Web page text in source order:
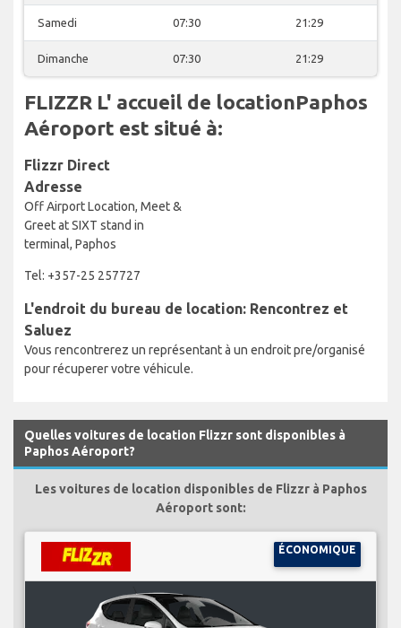
Samedi 07:30 21:29
Dimanche 07:30 21:29
FLIZZR L' accueil de locationPaphos
Aéroport est situé à:
Flizzr Direct
Adresse
Off Airport Location, Meet &
Greet at SIXT stand in
terminal, Paphos
Tel: +357-25 257727
L'endroit du bureau de location: Rencontrez et
Saluez
Vous rencontrerez un représentant à un endroit pre/organisé
pour récuperer votre véhicule.
Quelles voitures de location Flizzr sont disponibles à
Paphos Aéroport?
Les voitures de location disponibles de Flizzr à Paphos
Aéroport sont:
ÉCONOMIQUE